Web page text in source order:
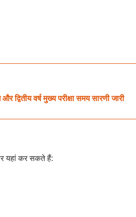
वर्ष मुख्य परीक्षा समय सारणी जारी
यहां कर सकते हैं: